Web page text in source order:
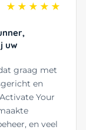
★★★★★
uw
graag met
en
Your
en veel